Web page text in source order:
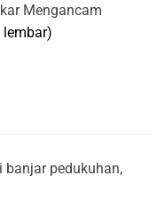
Mengancam
lembar)
banjar pedukuhan,